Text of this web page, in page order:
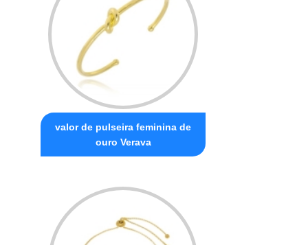
valor de pulseira feminina de
ouro Verava